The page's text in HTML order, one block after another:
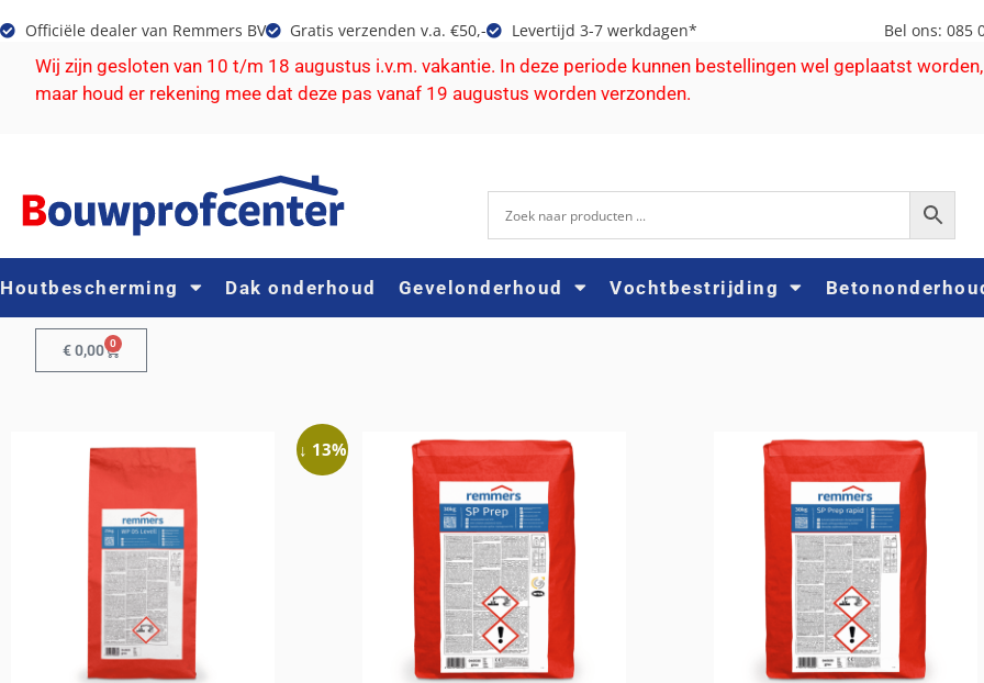
Officiële dealer van Remmers BV Gratis verzenden v.a. €50,- Levertijd 3-7 werkdagen* Bel ons: 085
Wij zijn gesloten van 10 t/m 18 augustus i.v.m. vakantie. In deze periode kunnen bestellingen wel geplaatst worden,
maar houd er rekening mee dat deze pas vanaf 19 augustus worden verzonden.
Houtbescherming Dak onderhoud Gevelonderhoud Vochtbestrijding
€0,00 0
↓ 13%